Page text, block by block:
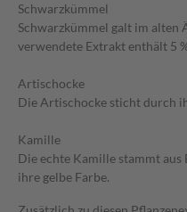
Schwarzkümmel
Schwarzkümmel galt im alten
verwendete Extrakt enthält 5
Artischocke
Die Artischocke sticht durch
Kamille
Die echte Kamille stammt
ihre gelbe Farbe.